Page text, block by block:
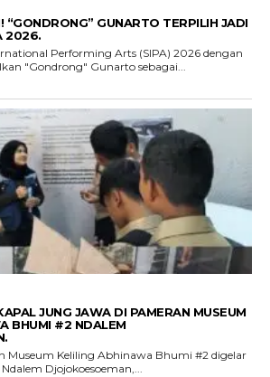
“GONDRONG” GUNARTO TERPILIH JADI
2026.
Performing Arts (SIPA) 2026 dengan
"Gondrong" Gunarto sebagai...
JUNG JAWA DI PAMERAN MUSEUM
BHUMI #2 NDALEM
Museum Keliling Abhinawa Bhumi #2 digelar
Djojokoesoeman,...